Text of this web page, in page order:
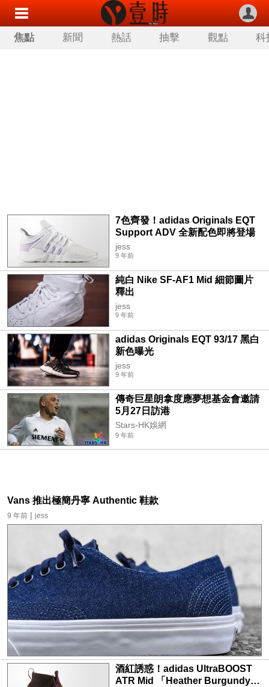
焦點 新聞 熱話 抽擊 觀點 科
7色齊發！adidas Originals EQT
Support ADV 全新配色即將登場
jess
9 年前
純白 Nike SF-AF1 Mid 細節圖片
釋出
jess
9 年前
adidas Originals EQT 93/17 黑白
新色曝光
jess
9 年前
傳奇巨星朗拿度應夢想基金會邀請
5月27日訪港
Stars-HK娛網
9 年前
Vans 推出極簡丹寧 Authentic 鞋款
9 年前 | jess
酒紅誘惑！adidas UltraBOOST
ATR Mid 「Heather Burgundy」